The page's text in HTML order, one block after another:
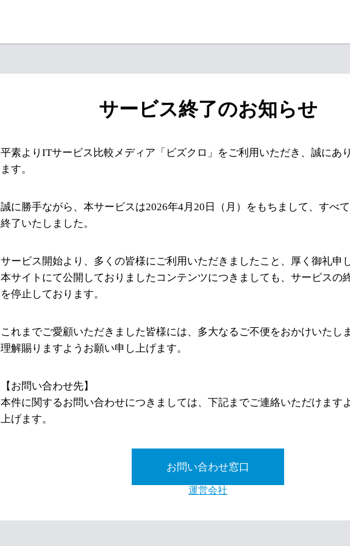
サービス終了のお知らせ
平素よりITサービス比較メディア「ビズクロ」をご利用いただき、誠にあ
ます。
誠に勝手ながら、本サービスは2026年4月20日（月）をもちまして、すべ
終了いたしました。
サービス開始より、多くの皆様にご利用いただきましたこと、厚く御礼申
本サイトにて公開しておりましたコンテンツにつきましても、サービスの
を停止しております。
これまでご愛顧いただきました皆様には、多大なるご不便をおかけいたし
理解賜りますようお願い申し上げます。
【お問い合わせ先】
本件に関するお問い合わせにつきましては、下記までご連絡いただけます
上げます。
お問い合わせ窓口
運営会社